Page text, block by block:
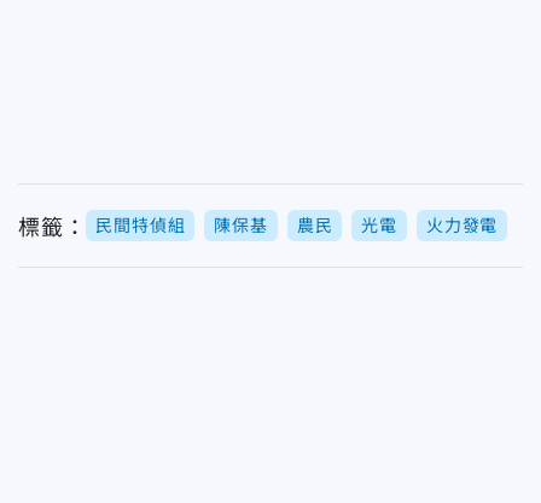
標籤： 民間特偵組 陳保基 農民 光電 火力發電